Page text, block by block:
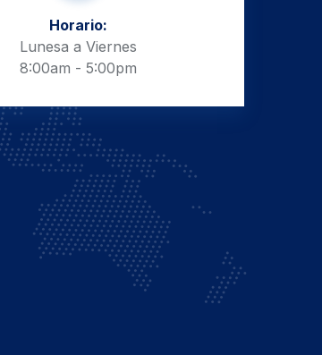
Horario:
Lunesa a Viernes
8:00am - 5:00pm